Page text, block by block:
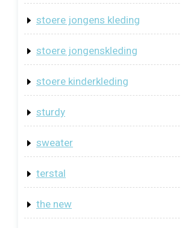
stoere jongens kleding
stoere jongenskleding
stoere kinderkleding
sturdy
sweater
terstal
the new